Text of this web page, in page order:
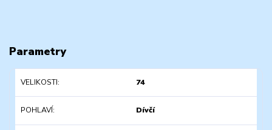
Parametry
VELIKOSTI 74
POHLAVÍ Dívčí